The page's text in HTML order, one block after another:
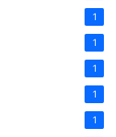
1
1
1
1
1